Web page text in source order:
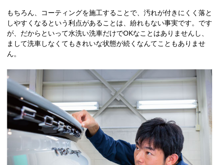
もちろん、コーティングを施工することで、汚れが付きにくく落と
しやすくなるという利点があることは、紛れもない事実です。です
が、だからといって水洗い洗車だけでOKなことはありませんし、
まして洗車しなくてもきれいな状態が続くなんてこともありませ
ん。